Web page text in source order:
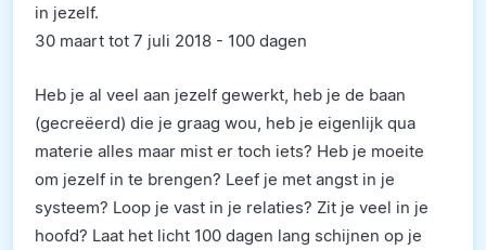
in jezelf.
30 maart tot 7 juli 2018 - 100 dagen
Heb je al veel aan jezelf gewerkt, heb je de baan
(gecreëerd) die je graag wou, heb je eigenlijk qua
materie alles maar mist er toch iets? Heb je moeite
om jezelf in te brengen? Leef je met angst in je
systeem? Loop je vast in je relaties? Zit je veel in je
hoofd? Laat het licht 100 dagen lang schijnen op je